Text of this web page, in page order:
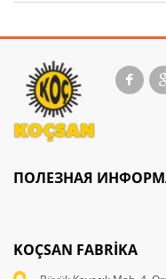
ПОЛЕЗНАЯ
KOÇSAN FABRIKA